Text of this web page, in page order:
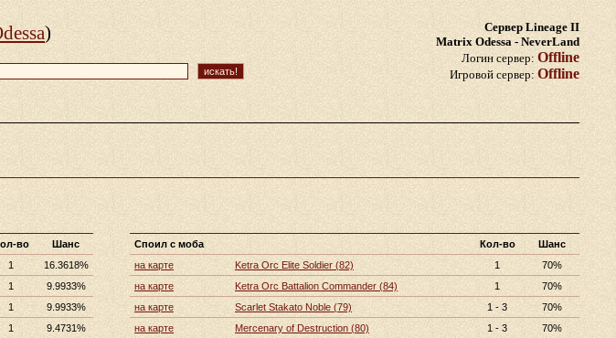
)
Сервер Lineage II
Matrix Odessa - NeverLand
Логин сервер: Offline
Игровой сервер: Offline
во
Шанс
1
16.3618%
1
9.9933%
1
9.9933%
1
9.4731%
Споил с моба Кол-во
Шанс
на карте
Ketra Orc Elite Soldier (82) 1
70%
на карте
Ketra Orc Battalion Commander (84) 1
70%
на карте
Scarlet Stakato Noble (79) 1 - 3
70%
на карте
Mercenary of Destruction (80) 1 - 3
70%